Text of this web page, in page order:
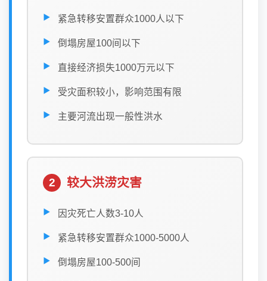
紧急转移安置群众1000人以下
倒塌房屋100间以下
直接经济损失1000万元以下
受灾面积较小，影响范围有限
主要河流出现一般性洪水
2 较大洪涝灾害
因灾死亡人数3-10人
紧急转移安置群众1000-5000人
倒塌房屋100-500间